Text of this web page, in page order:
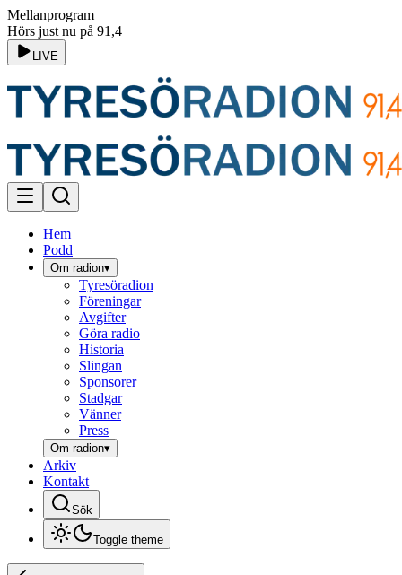
Mellanprogram
Hörs just nu på 91,4
LIVE
Hem
Podd
Om radion▾
Tyresöradion
Föreningar
Avgifter
Göra radio
Historia
Slingan
Sponsorer
Stadgar
Vänner
Press
Om radion▾
Arkiv
Kontakt
Sök
Toggle theme